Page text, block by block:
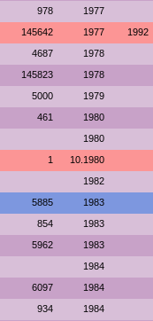
978 1977
145642 1977 1992
4687 1978
145823 1978
5000 1979
461 1980
1980
1 10.1980
1982
5885 1983
854 1983
5962 1983
1984
6097 1984
934 1984